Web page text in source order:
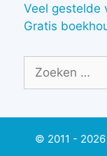
Veel gestelde
Gratis
naar:
© 2011 -